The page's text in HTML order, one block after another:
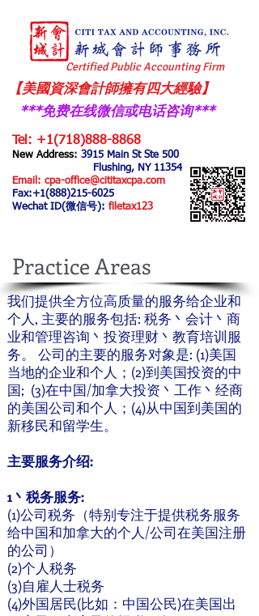
Certified Public Accounting Firm
【美國資深會計師擁有四大經驗】
***免费在线微信或电话咨询​***
Tel: +1(718)888-8868
New Address: 3915 Main St Ste 500
Flushing, NY 11354
Email: cpa-office@cititaxcpa.com
Fax:+1(888)215-6025
Wechat ID(微信号): filetax123
Practice Areas
我们提供全方位高质量的服务给企业和
个人, 主要的服务包括: 税务丶会计丶商
业和管理咨询丶投资理财丶教育培训服
务。 公司的主要的服务对象是: (1)美国
当地的企业和个人；(2)到美国投资的中
国; (3)在中国/加拿大投资丶工作丶经商
的美国公司和个人；(4)从中国到美国的
新移民和留学生。
主要服务介绍:
1丶税务服务:
(1)公司税务（特别专注于提供税务服务
给中国和加拿大的个人/公司在美国注册
的公司）
(2)个人税务
(3)自雇人士税务
(4)外国居民(比如：中国公民)在美国出